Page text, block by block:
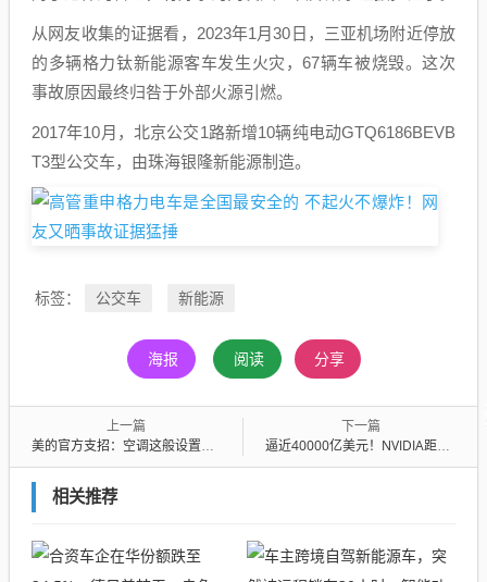
从网友收集的证据看，2023年1月30日，三亚机场附近停放
的多辆格力钛新能源客车发生火灾，67辆车被烧毁。这次
事故原因最终归咎于外部火源引燃。
2017年10月，北京公交1路新增10辆纯电动GTQ6186BEVB
T3型公交车，由珠海银隆新能源制造。
标签： 公交车 新能源
海报 阅读 分享
上一篇
美的官方支招：空调这般设置最省电 别再花冤枉钱
下一篇
逼近40000亿美元！NVIDIA距史上最高市值公司仅一步之遥
相关推荐